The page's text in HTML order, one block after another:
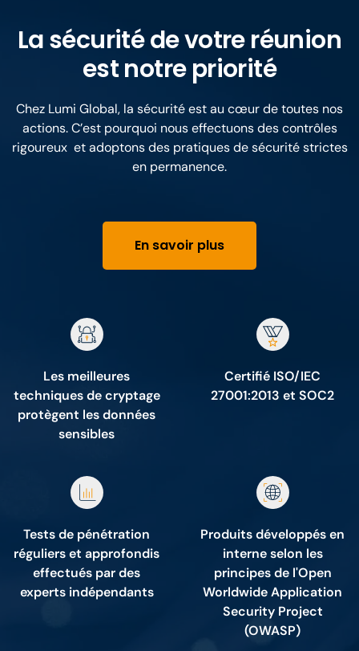
La sécurité de votre réunion
est notre priorité
Chez Lumi Global, la sécurité est au cœur de toutes nos
actions. C’est pourquoi nous effectuons des contrôles
rigoureux et adoptons des pratiques de sécurité strictes
en permanence.
En savoir plus
Les meilleures
techniques de cryptage
protègent les données
sensibles
Certifié ISO/IEC
27001:2013 et SOC2
Tests de pénétration
réguliers et approfondis
effectués par des
experts indépendants
Produits développés en
interne selon les
principes de l'Open
Worldwide Application
Security Project
(OWASP)